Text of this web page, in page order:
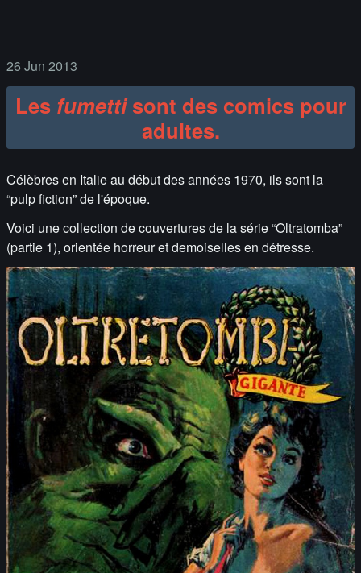
26 Jun 2013
Les fumettisont des comics pour
adultes.
Célèbres en Italie au début des années 1970, ils sont la
“pulp fiction” de l'époque.
Voici une collection de couvertures de la série “Oltratomba”
(partie 1), orientée horreur et demoiselles en détresse.